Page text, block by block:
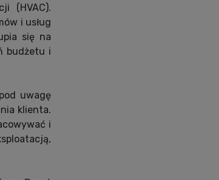
(HVAC).
i usług
się na
budżetu i
uwagę
klienta.
i